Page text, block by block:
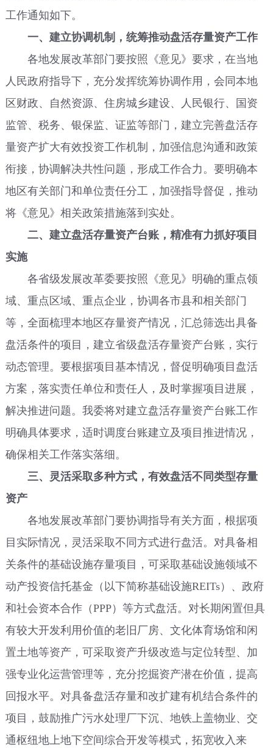
工作通知如下。
一、建立协调机制，统筹推动盘活存量资产工作
各地发展改革部门要按照《意见》要求，在当地
人民政府指导下，充分发挥统筹协调作用，会同本地
区财政、自然资源、住房城乡建设、人民银行、国资
监管、税务、银保监、证监等部门，建立完善盘活存
量资产扩大有效投资工作机制，加强信息沟通和政策
衔接，协调解决共性问题，形成工作合力。要明确本
地区有关部门和单位责任分工，加强指导督促，推动
将《意见》相关政策措施落到实处。
二、建立盘活存量资产台账，精准有力抓好项目
实施
各省级发展改革委要按照《意见》明确的重点领
域、重点区域、重点企业，协调各市县和相关部门
等，全面梳理本地区存量资产情况，汇总筛选出具备
盘活条件的项目，建立省级盘活存量资产台账，实行
动态管理。要根据项目基本情况，督促明确项目盘活
方案，落实责任单位和责任人，及时掌握项目进展，
解决推进问题。我委将对建立盘活存量资产台账工作
明确具体要求，适时调度台账建立及项目推进情况，
确保相关工作落实落细。
三、灵活采取多种方式，有效盘活不同类型存量
资产
各地发展改革部门要协调指导有关方面，根据项
目实际情况，灵活采取不同方式进行盘活。对具备相
关条件的基础设施存量项目，可采取基础设施领域不
动产投资信托基金（以下简称基础设施REITs）、政府
和社会资本合作（PPP）等方式盘活。对长期闲置但具
有较大开发利用价值的老旧厂房、文化体育场馆和闲
置土地等资产，可采取资产升级改造与定位转型、加
强专业化运营管理等，充分挖掘资产潜在价值，提高
回报水平。对具备盘活存量和改扩建有机结合条件的
项目，鼓励推广污水处理厂下沉、地铁上盖物业、交
通枢纽地上地下空间综合开发等模式，拓宽收入来